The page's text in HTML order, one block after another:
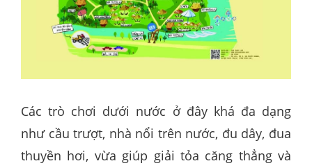
Các trò chơi dưới nước ở đây khá đa dạng
như cầu trượt, nhà nổi trên nước, đu dây, đua
thuyền hơi, vừa giúp giải tỏa căng thẳng và